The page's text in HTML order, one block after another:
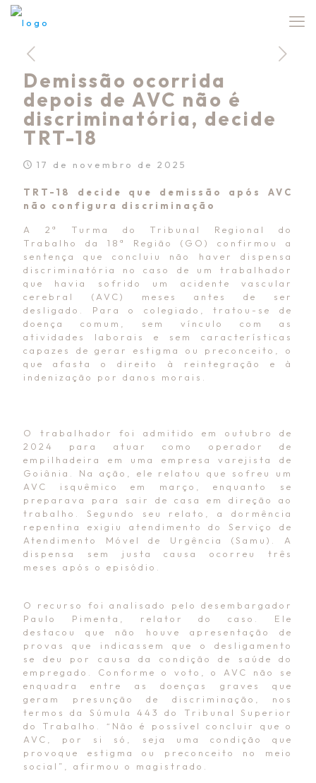
Demissão ocorrida
depois de AVC não é
discriminatória, decide
TRT-18
17 de novembro de 2025
TRT-18 decide que demissão após AVC
não configura discriminação
A 2ª Turma do Tribunal Regional do
Trabalho da 18ª Região (GO) confirmou a
sentença que concluiu não haver dispensa
discriminatória no caso de um trabalhador
que havia sofrido um acidente vascular
cerebral (AVC) meses antes de ser
desligado. Para o colegiado, tratou-se de
doença comum, sem vínculo com as
atividades laborais e sem características
capazes de gerar estigma ou preconceito, o
que afasta o direito à reintegração e à
indenização por danos morais.
O trabalhador foi admitido em outubro de
2024 para atuar como operador de
empilhadeira em uma empresa varejista de
Goiânia. Na ação, ele relatou que sofreu um
AVC isquêmico em março, enquanto se
preparava para sair de casa em direção ao
trabalho. Segundo seu relato, a dormência
repentina exigiu atendimento do Serviço de
Atendimento Móvel de Urgência (Samu). A
dispensa sem justa causa ocorreu três
meses após o episódio.
O recurso foi analisado pelo desembargador
Paulo Pimenta, relator do caso. Ele
destacou que não houve apresentação de
provas que indicassem que o desligamento
se deu por causa da condição de saúde do
empregado. Conforme o voto, o AVC não se
enquadra entre as doenças graves que
geram presunção de discriminação, nos
termos da Súmula 443 do Tribunal Superior
do Trabalho. “Não é possível concluir que o
AVC, por si só, seja uma condição que
provoque estigma ou preconceito no meio
social”, afirmou o magistrado.